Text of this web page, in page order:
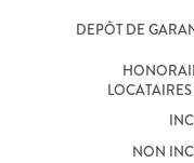
DEPÔT DE
LOCATAIRES
NON